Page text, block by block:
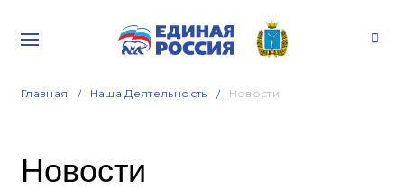
Главная Наша Деятельность Новости
Новости